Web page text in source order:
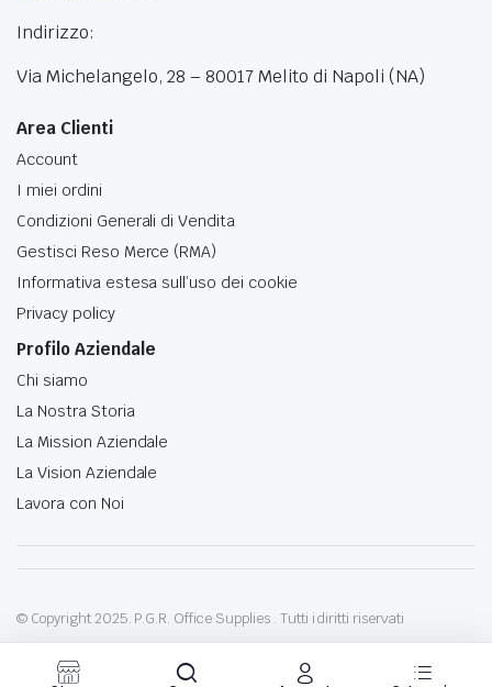
Indirizzo:
Via Michelangelo, 28 – 80017 Melito di Napoli (NA)
Area Clienti
Account
I miei ordini
Condizioni Generali di Vendita
Gestisci Reso Merce (RMA)
Informativa estesa sull’uso dei cookie
Privacy policy
Profilo Aziendale
Chi siamo
La Nostra Storia
La Mission Aziendale
La Vision Aziendale
Lavora con Noi
© Copyright 2025. P.G.R. Office Supplies . Tutti i diritti riservati